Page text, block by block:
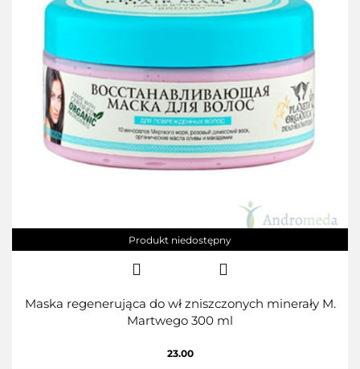
Produkt niedostępny
Maska regenerująca do wł zniszczonych minerały M.
Martwego 300 ml
23.00